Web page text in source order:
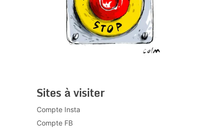
Sites à visiter
Compte Insta
Compte FB